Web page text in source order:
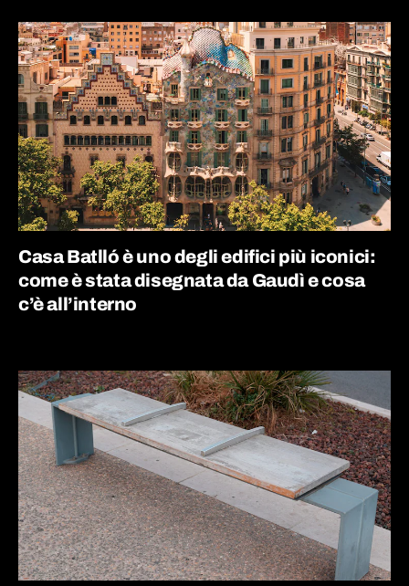
Casa Batlló è uno degli edifici più iconici:
come è stata disegnata da Gaudì e cosa
c’è all’interno